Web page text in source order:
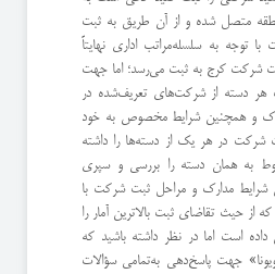
متصل شده و از آن طریق به ثبت
توجه به سلسله‌مراتب اداری نهایتاً
شرکت کرج به ثبت می‌رسد؛ اما جهت
دسته از شرکت‌های تعریف‌شده در
و همچنین شرایط مخصوص به خود
شرکت در هر یک از دسته‌ها را داشته
به همان دسته را بررسی و سپری
شرایط مدارک و مراحل ثبت شرکت با
از حیث تقاضای ثبت بالاترین آمار را
است اما در نظر داشته باشید که
جهت پاسخ‌دهی به‌تمامی سؤالات